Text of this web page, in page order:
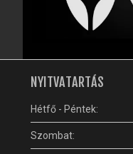
NYITVATARTÁS
Hétfő - Péntek:
Szombat: